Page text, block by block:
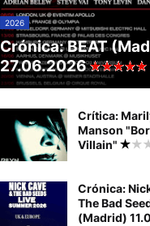
2026
Crónica: BEAT
27.06.2026
Crítica:
Manson
Villain"
Crónica:
The Bad
(Madrid)